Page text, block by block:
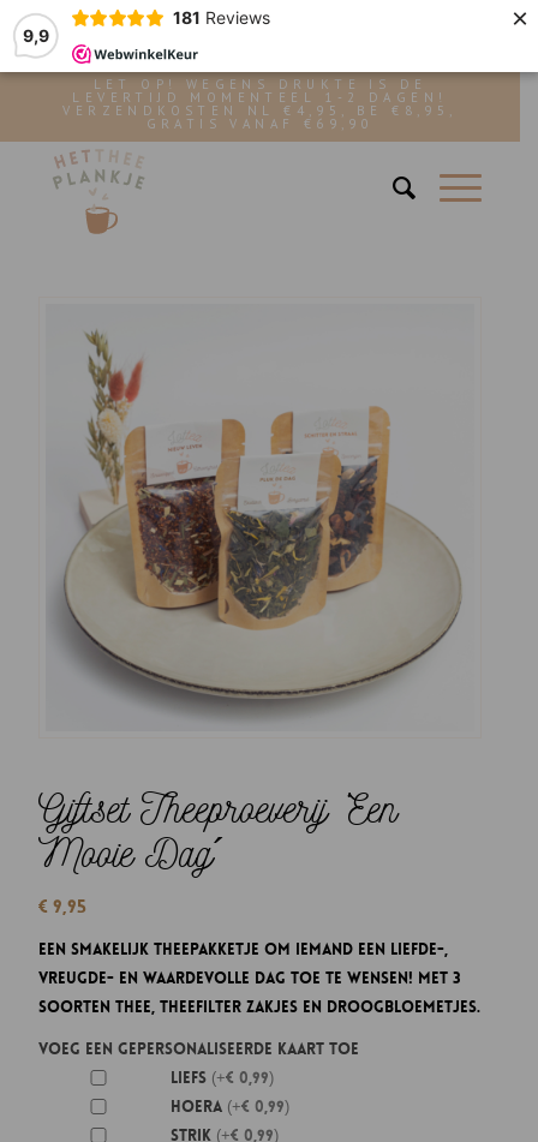
9,9
181 Reviews ×
LET OP! WEGENS DRUKTE IS DE
LEVERTIJD MOMENTEEL 1-2 DAGEN!
VERZENDKOSTEN NL €4,95, BE €8,95,
GRATIS VANAF €69,90
Giftset Theeproeverij ‘Een
Mooie Dag´
€ 9,95
Een smakelijk theepakketje om iemand een liefde-,
vreugde- en waardevolle dag toe te wensen! Met 3
soorten thee, theefilter zakjes en droogbloemetjes.
Voeg een gepersonaliseerde kaart toe
Liefs (+€ 0,99)
Hoera (+€ 0,99)
Strik (+€ 0,99)